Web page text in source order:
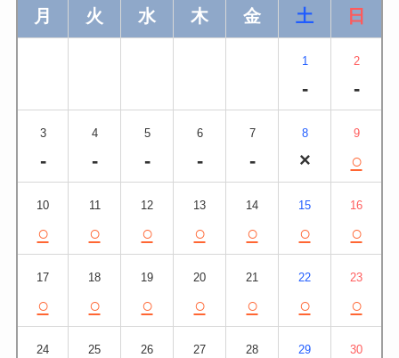
月 火 水 木 金 土 日
1
-
2
-
3
-
4
-
5
-
6
-
7
-
8
×
9
○
10
○
11
○
12
○
13
○
14
○
15
○
16
○
17
○
18
○
19
○
20
○
21
○
22
○
23
○
24 25 26 27 28 29 30